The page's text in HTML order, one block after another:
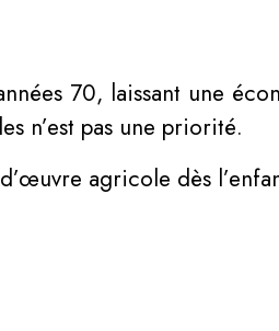
70, laissant une
n’est pas une priorité.
agricole dès